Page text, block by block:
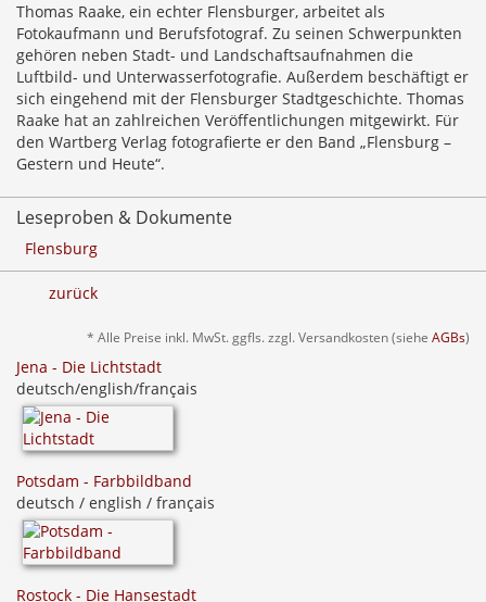
Thomas Raake, ein echter Flensburger, arbeitet als
Fotokaufmann und Berufsfotograf. Zu seinen Schwerpunkten
gehören neben Stadt- und Landschaftsaufnahmen die
Luftbild- und Unterwasserfotografie. Außerdem beschäftigt er
sich eingehend mit der Flensburger Stadtgeschichte. Thomas
Raake hat an zahlreichen Veröffentlichungen mitgewirkt. Für
den Wartberg Verlag fotografierte er den Band „Flensburg –
Gestern und Heute“.
Leseproben & Dokumente
Flensburg
zurück
* Alle Preise inkl. MwSt. ggfls. zzgl. Versandkosten (siehe AGBs)
Jena - Die Lichtstadt
deutsch/english/français
Potsdam - Farbbildband
deutsch / english / français
Rostock - Die Hansestadt